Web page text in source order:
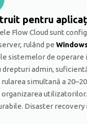
pentru
Flow Cloud sunt
rulând pe
sistemelor de operare
drepturi admin,
simultană a
Disaster recovery